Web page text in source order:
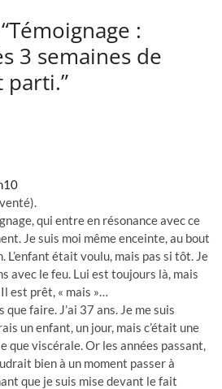
:
3 semaines de
parti.”
qui entre en résonance avec ce
Je suis moi même enceinte, au bout
L’enfant était voulu, mais pas si tôt. Je
avec le feu. Lui est toujours là, mais
est prêt, « mais »…
que faire. J’ai 37 ans. Je me suis
un enfant, un jour, mais c’était une
que viscérale. Or les années passant,
bien à un moment passer à
que je suis mise devant le fait